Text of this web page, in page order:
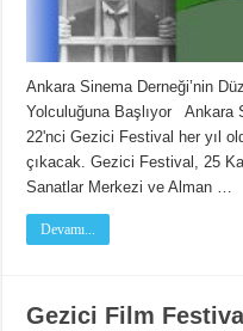
Ankara Sinema Derneği’nin
Yolculuğuna Başlıyor Ankara
22'nci Gezici Festival her yıl
çıkacak. Gezici Festival, 25
Sanatlar Merkezi ve Alman …
Devamı...
Gezici Film